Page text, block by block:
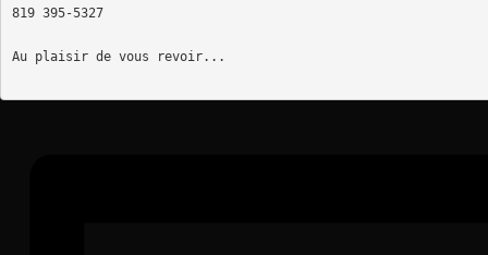
819 395-5327
Au plaisir de vous revoir...